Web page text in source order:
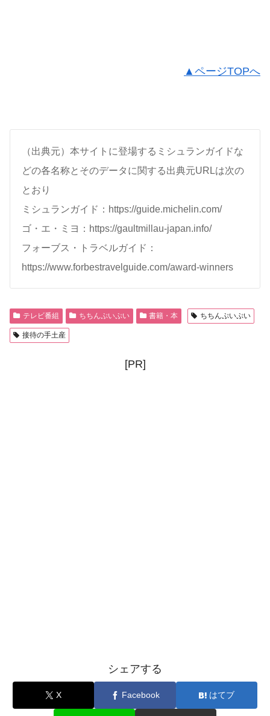
▲ページTOPへ
（出典元）本サイトに登場するミシュランガイドな
どの各名称とそのデータに関する出典元URLは次の
とおり
ミシュランガイド：https://guide.michelin.com/
ゴ・エ・ミヨ：https://gaultmillau-japan.info/
フォーブス・トラベルガイド：
https://www.forbestravelguide.com/award-winners
テレビ番組 ちちんぷいぷい 書籍・本 ちちんぷいぷい
接待の手土産
[PR]
シェアする
X Facebook はてブ